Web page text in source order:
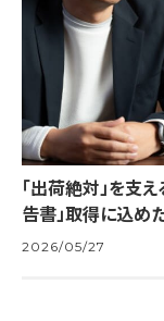
「出荷絶対」を支
告書」取得に込め
2026/05/27